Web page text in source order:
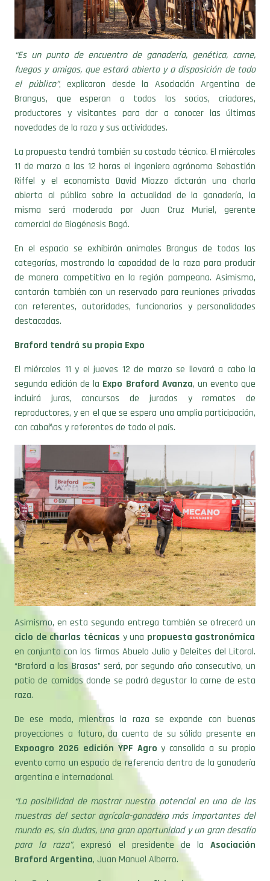
“Es un punto de encuentro de ganadería, genética, carne,
fuegos y amigos, que estará abierto y a disposición de todo
el público”, explicaron desde la Asociación Argentina de
Brangus, que esperan a todos los socios, criadores,
productores y visitantes para dar a conocer las últimas
novedades de la raza y sus actividades.
La propuesta tendrá también su costado técnico. El miércoles
11 de marzo a las 12 horas el ingeniero agrónomo Sebastián
Riffel y el economista David Miazzo dictarán una charla
abierta al público sobre la actualidad de la ganadería, la
misma será moderada por Juan Cruz Muriel, gerente
comercial de Biogénesis Bagó.
En el espacio se exhibirán animales Brangus de todas las
categorías, mostrando la capacidad de la raza para producir
de manera competitiva en la región pampeana. Asimismo,
contarán también con un reservado para reuniones privadas
con referentes, autoridades, funcionarios y personalidades
destacadas.
Braford tendrá su propia Expo
El miércoles 11 y el jueves 12 de marzo se llevará a cabo la
segunda edición de laExpo Braford Avanza, un evento que
incluirá juras, concursos de jurados y remates de
reproductores, y en el que se espera una amplia participación,
con cabañas y referentes de todo el país.
Asimismo, en esta segunda entrega también se ofrecerá un
ciclo de charlas técnicasy unapropuesta gastronómica
en conjunto con las firmas Abuelo Julio y Deleites del Litoral.
“Braford a las Brasas” será, por segundo año consecutivo, un
patio de comidas donde se podrá degustar la carne de esta
raza.
De ese modo, mientras la raza se expande con buenas
proyecciones a futuro, da cuenta de su sólido presente en
Expoagro 2026 edición YPF Agroy consolida a su propio
evento como un espacio de referencia dentro de la ganadería
argentina e internacional.
“La posibilidad de mostrar nuestro potencial en una de las
muestras del sector agrícola-ganadero más importantes del
mundo es, sin dudas, una gran oportunidad y un gran desafío
para la raza” , expresó el presidente de laAsociación
Braford Argentina, Juan Manuel Alberro.
Los Brahman se enfocan en la eficiencia